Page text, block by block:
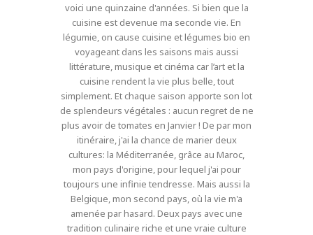
voici une quinzaine d'années. Si bien que la
cuisine est devenue ma seconde vie. En
légumie, on cause cuisine et légumes bio en
voyageant dans les saisons mais aussi
littérature, musique et cinéma car l’art et la
cuisine rendent la vie plus belle, tout
simplement. Et chaque saison apporte son lot
de splendeurs végétales : aucun regret de ne
plus avoir de tomates en Janvier ! De par mon
itinéraire, j'ai la chance de marier deux
cultures: la Méditerranée, grâce au Maroc,
mon pays d'origine, pour lequel j'ai pour
toujours une infinie tendresse. Mais aussi la
Belgique, mon second pays, où la vie m'a
amenée par hasard. Deux pays avec une
tradition culinaire riche et une vraie culture